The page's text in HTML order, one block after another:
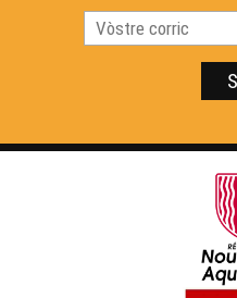
Les 700 ans dels
Lo DRAC - Dia
Comemoracion
Comunalas de